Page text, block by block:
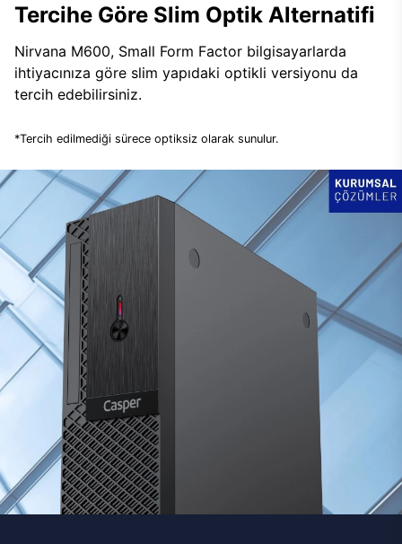
Tercihe Göre Slim Optik Alternatifi
Nirvana M600, Small Form Factor bilgisayarlarda
ihtiyacınıza göre slim yapıdaki optikli versiyonu da
tercih edebilirsiniz.
*Tercih edilmediği sürece optiksiz olarak sunulur.